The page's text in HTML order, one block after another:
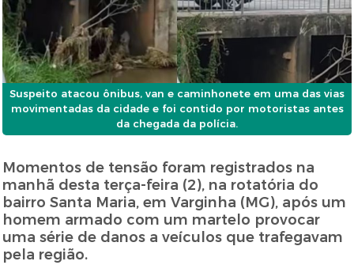
Suspeito atacou ônibus, van e caminhonete em uma das vias
movimentadas da cidade e foi contido por motoristas antes
da chegada da polícia.
Momentos de tensão foram registrados na
manhã desta terça-feira (2), na rotatória do
bairro Santa Maria, em Varginha (MG), após um
homem armado com um martelo provocar
uma série de danos a veículos que trafegavam
pela região.